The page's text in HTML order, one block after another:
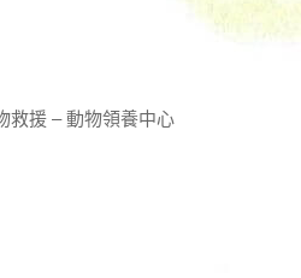
救援 – 動物領養中心